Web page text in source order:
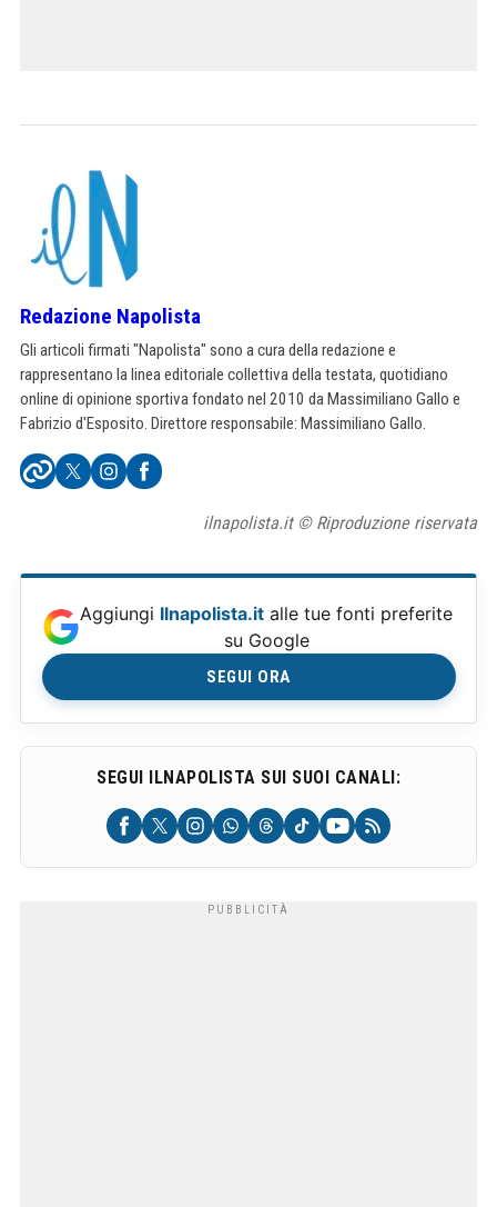
Redazione Napolista
Gli articoli firmati "Napolista" sono a cura della redazione e
rappresentano la linea editoriale collettiva della testata, quotidiano
online di opinione sportiva fondato nel 2010 da Massimiliano Gallo e
Fabrizio d'Esposito. Direttore responsabile: Massimiliano Gallo.
ilnapolista.it © Riproduzione riservata
Aggiungi Ilnapolista.it alle tue fonti preferite
su Google
SEGUI ORA
SEGUI ILNAPOLISTA SUI SUOI CANALI: